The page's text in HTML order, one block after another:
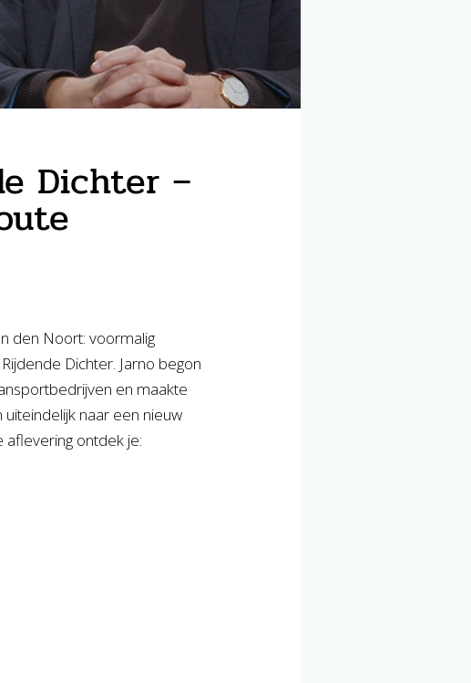
Dichter –
den Noort: voormalig
Dichter. Jarno begon
en maakte
naar een nieuw
ontdek je: